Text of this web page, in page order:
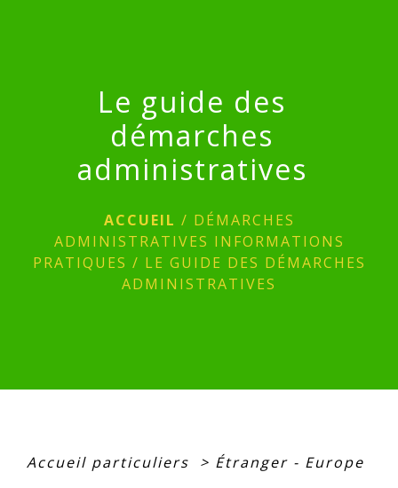
Le guide des
démarches
administratives
ACCUEIL / DÉMARCHES
ADMINISTRATIVES INFORMATIONS
PRATIQUES / LE GUIDE DES DÉMARCHES
ADMINISTRATIVES
Accueil particuliers > Étranger - Europe